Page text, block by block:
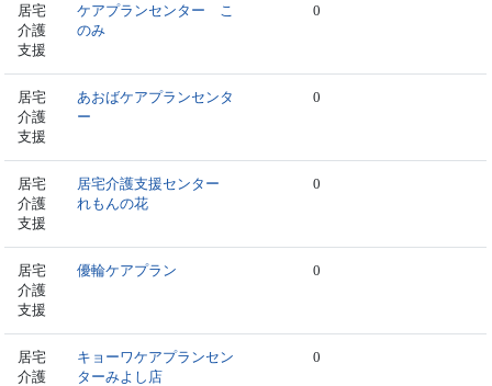
居宅
介護
支援
ケアプランセンター こ
のみ
0
居宅
介護
支援
あおばケアプランセンタ
ー
0
居宅
介護
支援
居宅介護支援センター
れもんの花
0
居宅
介護
支援
優輪ケアプラン 0
居宅
介護
キョーワケアプランセン
ターみよし店
0